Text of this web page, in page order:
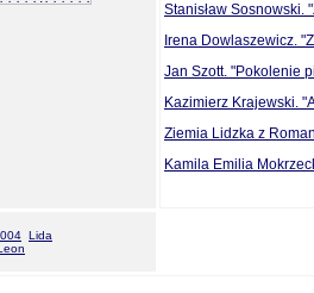
Stanisław Sosnowski.
Irena Dowlaszewicz.
Jan Szott. "Pokolenie
Kazimierz Krajewski.
Ziemia Lidzka z
Kamila Emilia
Lida